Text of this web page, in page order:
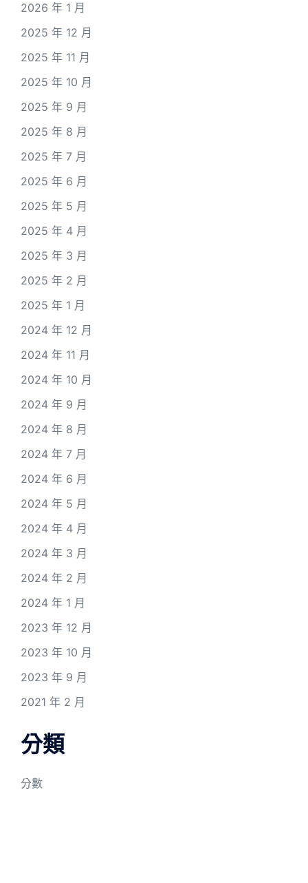
2026 年 1 月
2025 年 12 月
2025 年 11 月
2025 年 10 月
2025 年 9 月
2025 年 8 月
2025 年 7 月
2025 年 6 月
2025 年 5 月
2025 年 4 月
2025 年 3 月
2025 年 2 月
2025 年 1 月
2024 年 12 月
2024 年 11 月
2024 年 10 月
2024 年 9 月
2024 年 8 月
2024 年 7 月
2024 年 6 月
2024 年 5 月
2024 年 4 月
2024 年 3 月
2024 年 2 月
2024 年 1 月
2023 年 12 月
2023 年 10 月
2023 年 9 月
2021 年 2 月
分類
分數